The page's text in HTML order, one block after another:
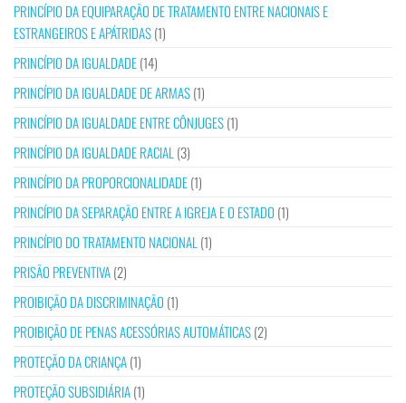
PRINCÍPIO DA EQUIPARAÇÃO DE TRATAMENTO ENTRE NACIONAIS E
ESTRANGEIROS E APÁTRIDAS(1)
PRINCÍPIO DA IGUALDADE(14)
PRINCÍPIO DA IGUALDADE DE ARMAS(1)
PRINCÍPIO DA IGUALDADE ENTRE CÔNJUGES(1)
PRINCÍPIO DA IGUALDADE RACIAL (3)
PRINCÍPIO DA PROPORCIONALIDADE(1)
PRINCÍPIO DA SEPARAÇÃO ENTRE A IGREJA E O ESTADO (1)
PRINCÍPIO DO TRATAMENTO NACIONAL (1)
PRISÃO PREVENTIVA(2)
PROIBIÇÃO DA DISCRIMINAÇÃO (1)
PROIBIÇÃO DE PENAS ACESSÓRIAS AUTOMÁTICAS(2)
PROTEÇÃO DA CRIANÇA(1)
PROTEÇÃO SUBSIDIÁRIA(1)